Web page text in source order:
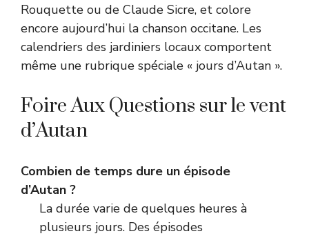
Rouquette ou de Claude Sicre, et colore
encore aujourd’hui la chanson occitane. Les
calendriers des jardiniers locaux comportent
même une rubrique spéciale « jours d’Autan ».
Foire Aux Questions sur le vent
d’Autan
Combien de temps dure un épisode
d’Autan ?
La durée varie de quelques heures à
plusieurs jours. Des épisodes